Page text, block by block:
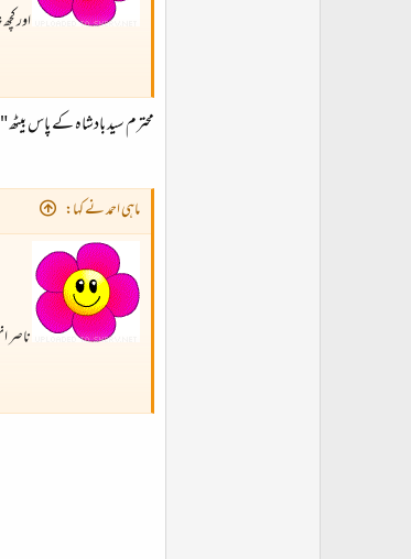
اور
محترم سید بادشاہ کے پاس
ماہی احمد نے کہا:
ناصر